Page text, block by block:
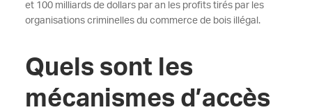
et 100 milliards de dollars par an les profits tirés par les
organisations criminelles du commerce de bois illégal.
Quels sont les
mécanismes d’accès